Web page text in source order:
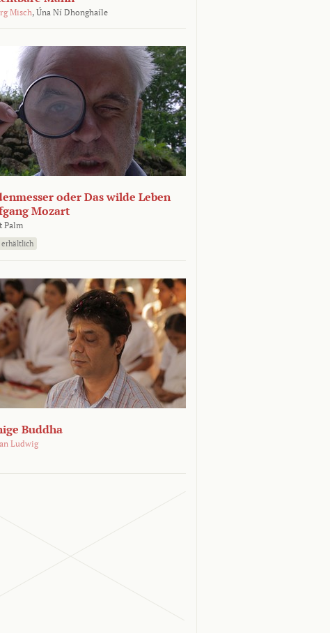
Misch, Úna Ní Dhonghaíle
oder Das wilde Leben
Mozart
Palm
Buddha
Ludwig